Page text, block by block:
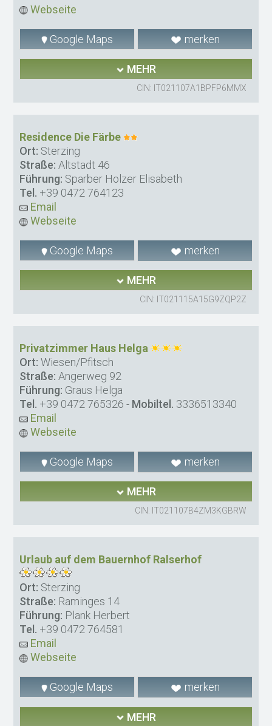
Webseite
Google Maps merken
MEHR
CIN: IT021107A1BPFP6MMX
Residence Die Färbe
Ort: Sterzing
Straße: Altstadt 46
Führung: Sparber Holzer Elisabeth
Tel. +39 0472 764123
Email
Webseite
Google Maps merken
MEHR
CIN: IT021115A15G9ZQP2Z
Privatzimmer Haus Helga
Ort: Wiesen/Pfitsch
Straße: Angerweg 92
Führung: Graus Helga
Tel. +39 0472 765326 - Mobiltel. 3336513340
Email
Webseite
Google Maps merken
MEHR
CIN: IT021107B4ZM3KGBRW
Urlaub auf dem Bauernhof Ralserhof
Ort: Sterzing
Straße: Raminges 14
Führung: Plank Herbert
Tel. +39 0472 764581
Email
Webseite
Google Maps merken
MEHR